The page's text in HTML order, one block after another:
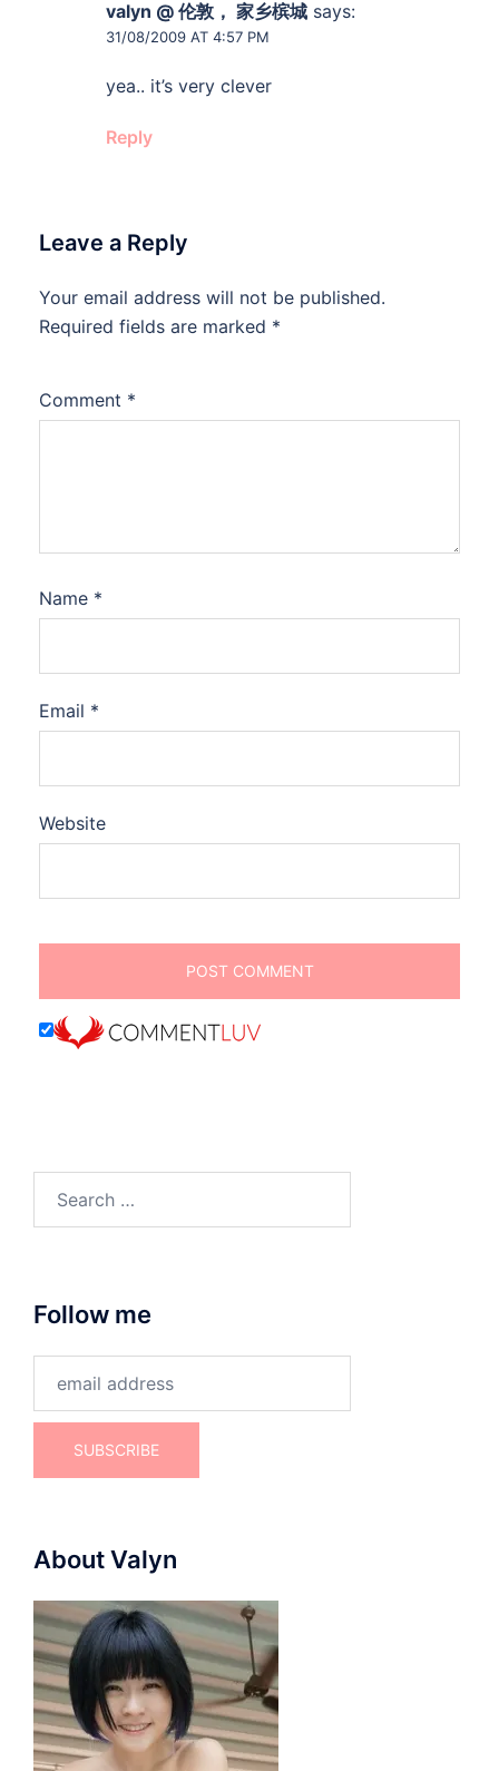
valyn @ 伦敦， 家乡槟城 says:
31/08/2009 AT 4:57 PM
yea.. it’s very clever
Reply
Leave a Reply
Your email address will not be published.
Required fields are marked *
Comment *
Name *
Email *
Website
for:
Follow me
About Valyn